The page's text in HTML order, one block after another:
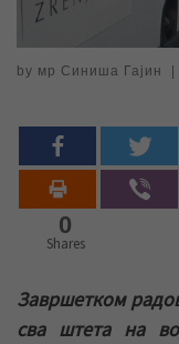
by мр Синиша Гајин
0
Shares
Завршетком
сва штета на